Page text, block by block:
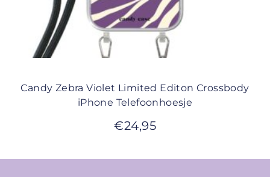
Candy Zebra Violet Limited Editon Crossbody
iPhone Telefoonhoesje
€24,95